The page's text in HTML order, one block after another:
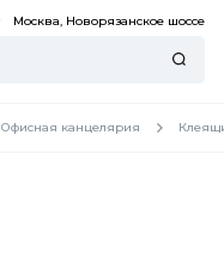
Москва, Новорязанское шоссе
Офисная канцелярия